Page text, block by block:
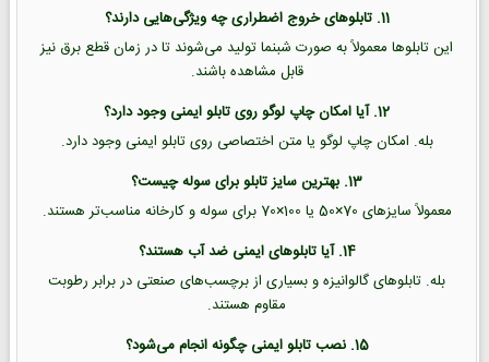
11. تابلوهای خروج اضطراری چه ویژگی‌هایی دارند؟
این تابلوها معمولاً به صورت شبنما تولید می‌شوند تا در زمان قطع برق نیز
قابل مشاهده باشند.
12. آیا امکان چاپ لوگو روی تابلو ایمنی وجود دارد؟
بله. امکان چاپ لوگو یا متن اختصاصی روی تابلو ایمنی وجود دارد.
13. بهترین سایز تابلو برای سوله چیست؟
معمولاً سایزهای 70×50 یا 100×70 برای سوله و کارخانه مناسب‌تر هستند.
14. آیا تابلوهای ایمنی ضد آب هستند؟
بله. تابلوهای گالوانیزه و بسیاری از برچسب‌های صنعتی در برابر رطوبت
مقاوم هستند.
15. نصب تابلو ایمنی چگونه انجام می‌شود؟